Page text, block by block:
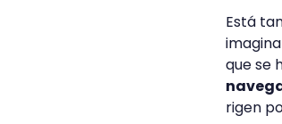
Está
que se
rigen